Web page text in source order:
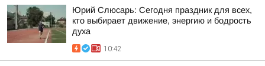
Юрий Слюсарь: Сегодня праздник для всех,
кто выбирает движение, энергию и бодрость
духа
10:42